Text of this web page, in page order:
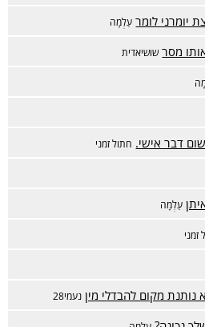
יומרני לומר עַלְמָה
מסר שושיאדית
דבר אישי. חתול זמני
עַלְמָה
זמני
נותנת מקום להבדלי מין נעמי28